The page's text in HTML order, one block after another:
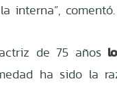
interna”, comentó.
de 75 años
ha sido la